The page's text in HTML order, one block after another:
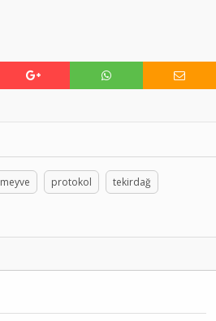
meyve protokol tekirdağ